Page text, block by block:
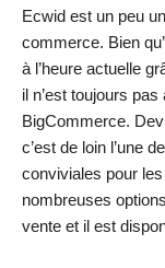
Ecwid est un peu
commerce. Bien
à l’heure actuelle
il n’est toujours
BigCommerce.
c’est de loin l’une
conviviales pour
nombreuses
vente et il est